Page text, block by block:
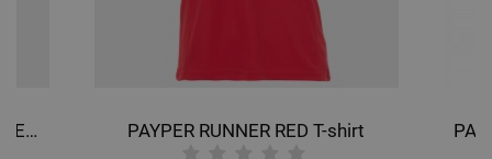
PAYPER RUNNER FLUO ORANGE T-shirt PAYPER RUNNER RED T-shirt